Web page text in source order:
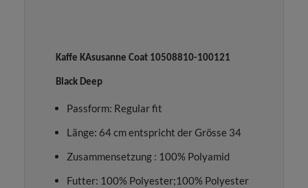
Kaffe KAsusanne Coat 10508810-100121
Black Deep
Passform: Regular fit
Länge: 64 cm entspricht der Grösse 34
Zusammensetzung : 100% Polyamid
Futter: 100% Polyester;100% Polyester